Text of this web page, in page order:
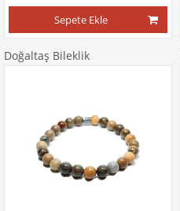
Sepete Ekle
Doğaltaş Bileklik